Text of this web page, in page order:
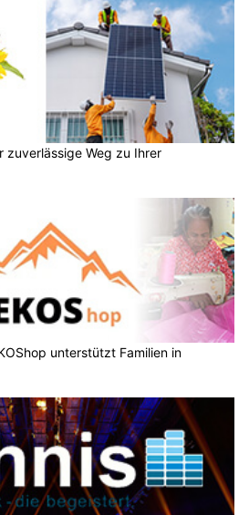
zuverlässige Weg zu Ihrer
unterstützt Familien in